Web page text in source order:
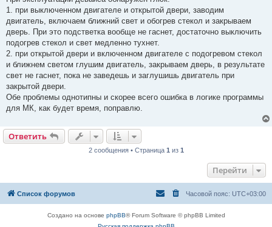
щ
е
и
е
1. при выключенном двигателе и открытой двери, заводим
двигатель, включаем ближний свет и обогрев стекол и закрываем
дверь. При это подстветка вообще не гаснет, достаточно выключить
подогрев стекол и свет медленно тухнет.
2. при открытой двери и включенном двигателе с подогревом стекол
и ближнем светом глушим двигатель, закрываем дверь, в результате
свет не гаснет, пока не заведешь и заглушишь двигатель при
закрытой двери.
Обе проблемы однотипны и скорее всего ошибка в логике программы
для МК, как будет время, поправлю.
Ответить
2 сообщения • Страница 1 из 1
Перейти
Список форумов Часовой пояс: UTC+03:00
Создано на основе phpBB® Forum Software © phpBB Limited